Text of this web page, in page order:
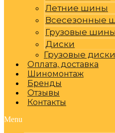
Летние шины
Всесезонные
Грузовые шины
Диски
Грузовые диски
Оплата, доставка
Шиномонтаж
Бренды
Отзывы
Контакты
Menu